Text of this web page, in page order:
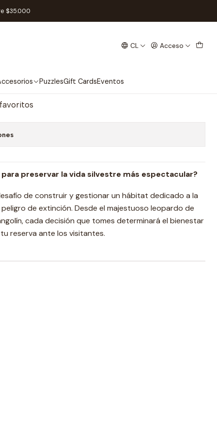
CL Acceso
PuzzlesGift CardsEventos
$35.000
al Carro
para preservar la vida silvestre más espectacular?
de construir y gestionar un hábitat dedicado a la
de extinción. Desde el majestuoso leopardo de
cada decisión que tomes determinará el bienestar
reserva ante los visitantes.